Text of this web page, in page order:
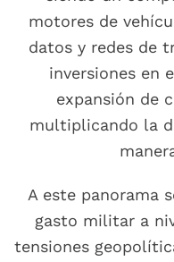
motores de
datos y redes de
inversiones en
expansión de
multiplicando la
A este panorama
gasto militar a
tensiones